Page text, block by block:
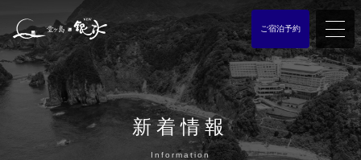
ご宿泊予約
新着情報
Information